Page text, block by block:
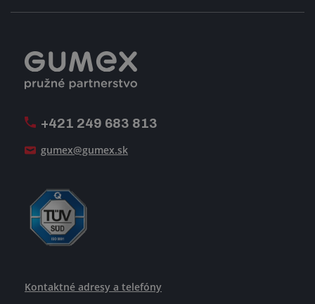
+421 249 683 813
gumex@gumex.sk
Kontaktné adresy a telefóny
Registrácia a spolupráca
Firemný časopis Géčko
Úpravy na mieru a montáže
Voľné pracovné miesta